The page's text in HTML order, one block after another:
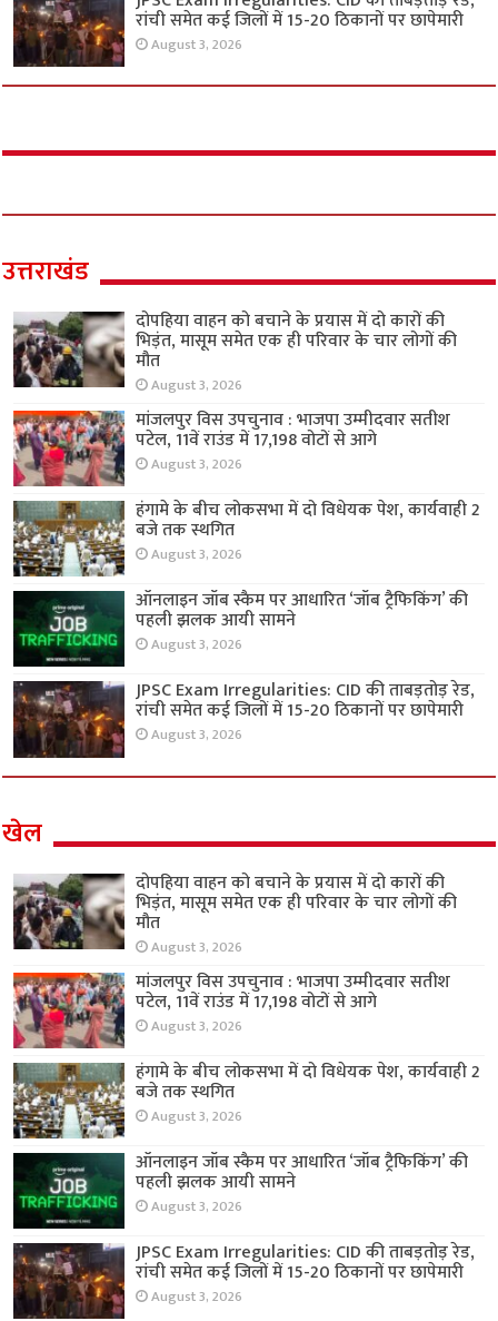
रांची समेत कई जिलों में 15-20 ठिकानों पर छापेमारी
August 3, 2026
उत्तराखंड
दोपहिया वाहन को बचाने के प्रयास में दो कारों की
भिड़ंत, मासूम समेत एक ही परिवार के चार लोगों की
मौत
August 3, 2026
मांजलपुर विस उपचुनाव : भाजपा उम्मीदवार सतीश
पटेल, 11वें राउंड में 17,198 वोटों से आगे
August 3, 2026
हंगामे के बीच लोकसभा में दो विधेयक पेश, कार्यवाही 2
बजे तक स्थगित
August 3, 2026
ऑनलाइन जॉब स्कैम पर आधारित ‘जॉब ट्रैफिकिंग’ की
पहली झलक आयी सामने
August 3, 2026
JPSC Exam Irregularities: CID की ताबड़तोड़ रेड,
रांची समेत कई जिलों में 15-20 ठिकानों पर छापेमारी
August 3, 2026
खेल
दोपहिया वाहन को बचाने के प्रयास में दो कारों की
भिड़ंत, मासूम समेत एक ही परिवार के चार लोगों की
मौत
August 3, 2026
मांजलपुर विस उपचुनाव : भाजपा उम्मीदवार सतीश
पटेल, 11वें राउंड में 17,198 वोटों से आगे
August 3, 2026
हंगामे के बीच लोकसभा में दो विधेयक पेश, कार्यवाही 2
बजे तक स्थगित
August 3, 2026
ऑनलाइन जॉब स्कैम पर आधारित ‘जॉब ट्रैफिकिंग’ की
पहली झलक आयी सामने
August 3, 2026
JPSC Exam Irregularities: CID की ताबड़तोड़ रेड,
रांची समेत कई जिलों में 15-20 ठिकानों पर छापेमारी
August 3, 2026